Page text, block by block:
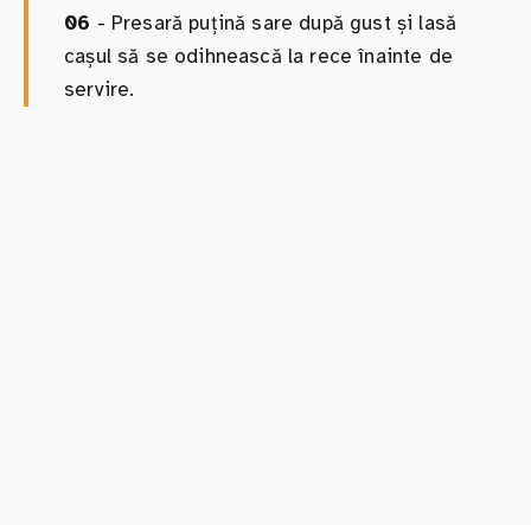
06 - Presară puțină sare după gust și lasă
cașul să se odihnească la rece înainte de
servire.